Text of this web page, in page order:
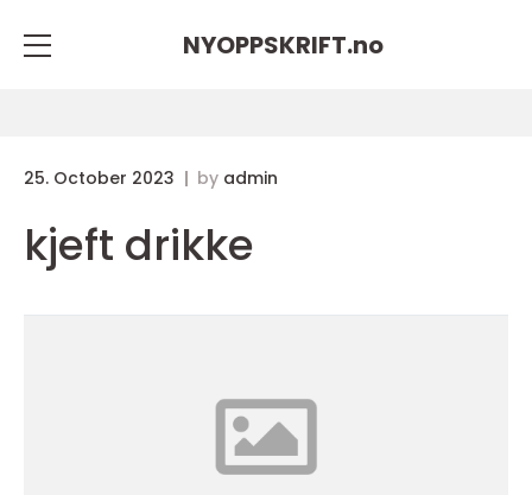
NYOPPSKRIFT.no
25. October 2023 by admin
kjeft drikke